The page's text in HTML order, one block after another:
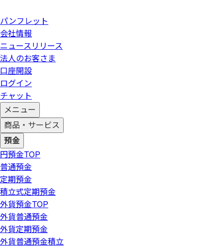
パンフレット
会社情報
ニュースリリース
法人のお客さま
口座開設
ログイン
チャット
メニュー
商品・サービス
預金
円預金TOP
普通預金
定期預金
積立式定期預金
外貨預金TOP
外貨普通預金
外貨定期預金
外貨普通預金積立